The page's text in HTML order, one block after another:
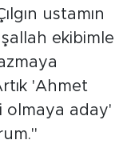
ustamın
ekibimle
'Ahmet
olmaya aday'